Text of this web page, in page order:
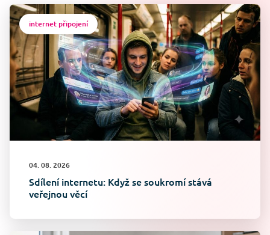
internet připojení
04. 08. 2026
Sdílení internetu: Když se soukromí stává
veřejnou věcí